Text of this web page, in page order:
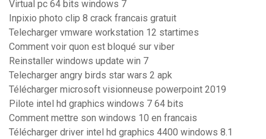
Virtual pc 64 bits windows 7
Inpixio photo clip 8 crack francais gratuit
Telecharger vmware workstation 12 startimes
Comment voir quon est bloqué sur viber
Reinstaller windows update win 7
Telecharger angry birds star wars 2 apk
Télécharger microsoft visionneuse powerpoint 2019
Pilote intel hd graphics windows 7 64 bits
Comment mettre son windows 10 en francais
Télécharger driver intel hd graphics 4400 windows 8.1